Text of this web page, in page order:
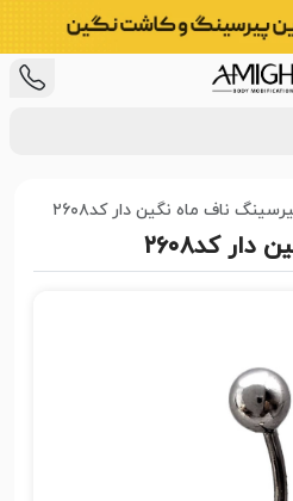
ناف ماه نگین دار کد۲۶۰۸
کد۲۶۰۸